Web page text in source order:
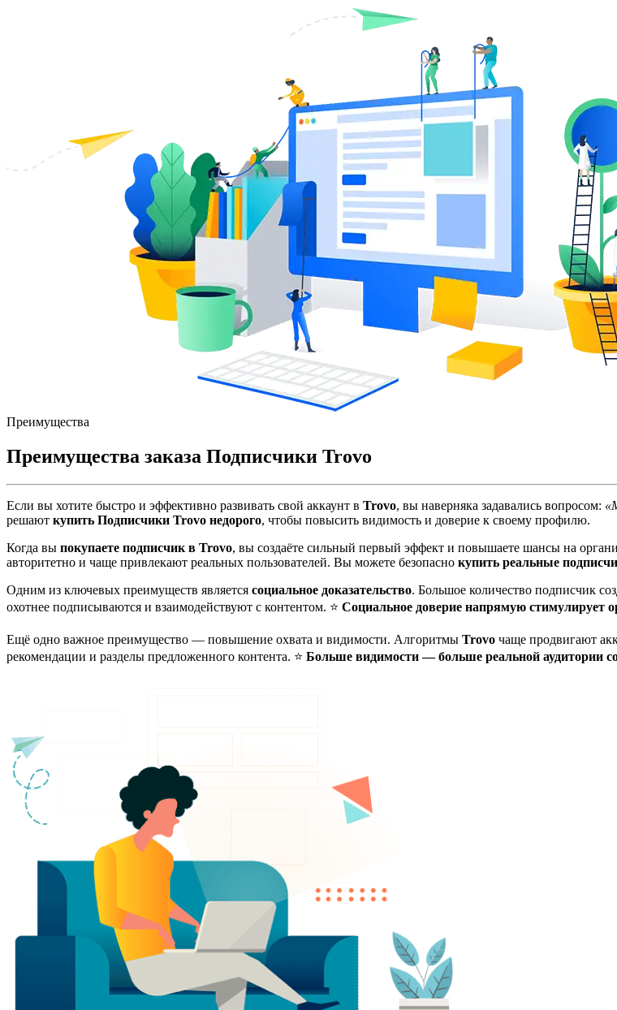
Преимущества
Преимущества заказа Подписчики Trovo
Если вы хотите быстро и эффективно развивать свой аккаунт в Trovo, вы наверняка задавались вопросом:
решают купить Подписчики Trovo недорого, чтобы повысить видимость и доверие к своему профилю.
Когда вы покупаете подписчик в Trovo, вы создаёте сильный первый эффект и повышаете шансы на
авторитетно и чаще привлекают реальных пользователей. Вы можете безопасно купить реальные
Одним из ключевых преимуществ является социальное доказательство. Большое количество подписчик
охотнее подписываются и взаимодействуют с контентом. ⭐ Социальное доверие напрямую стимулирует
Ещё одно важное преимущество — повышение охвата и видимости. Алгоритмы Trovo чаще продвигают
рекомендации и разделы предложенного контента. ⭐ Больше видимости — больше реальной аудитории